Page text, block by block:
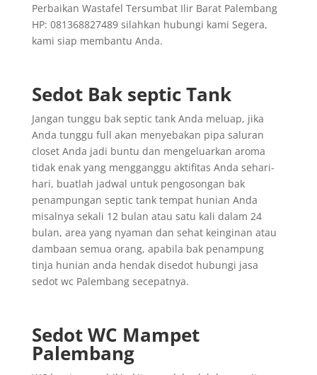
Perbaikan Wastafel Tersumbat Ilir Barat Palembang
HP: 081368827489 silahkan hubungi kami Segera,
kami siap membantu Anda.
Sedot Bak septic Tank
Jangan tunggu bak septic tank Anda meluap, jika
Anda tunggu full akan menyebakan pipa saluran
closet Anda jadi buntu dan mengeluarkan aroma
tidak enak yang mengganggu aktifitas Anda sehari-
hari, buatlah jadwal untuk pengosongan bak
penampungan septic tank tempat hunian Anda
misalnya sekali 12 bulan atau satu kali dalam 24
bulan, area yang nyaman dan sehat keinginan atau
dambaan semua orang, apabila bak penampung
tinja hunian anda hendak disedot hubungi jasa
sedot wc Palembang secepatnya.
Sedot WC Mampet
Palembang